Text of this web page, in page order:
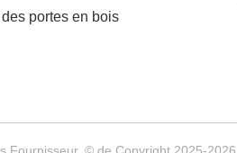
portes en bois